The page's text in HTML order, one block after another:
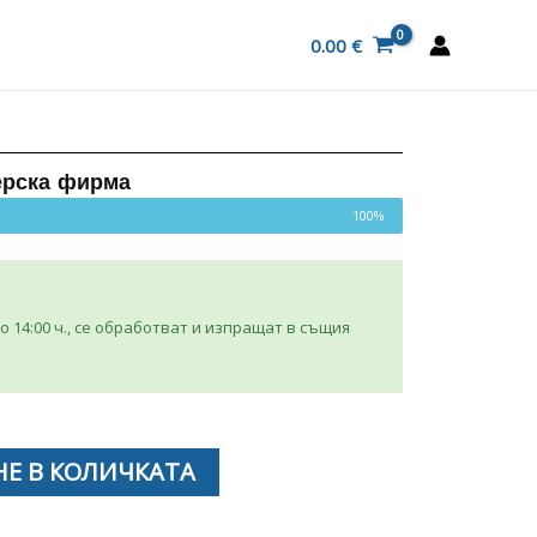
0.00 €
фирма
100%
14:00 ч., се обработват и изпращат в същия
В КОЛИЧКАТА